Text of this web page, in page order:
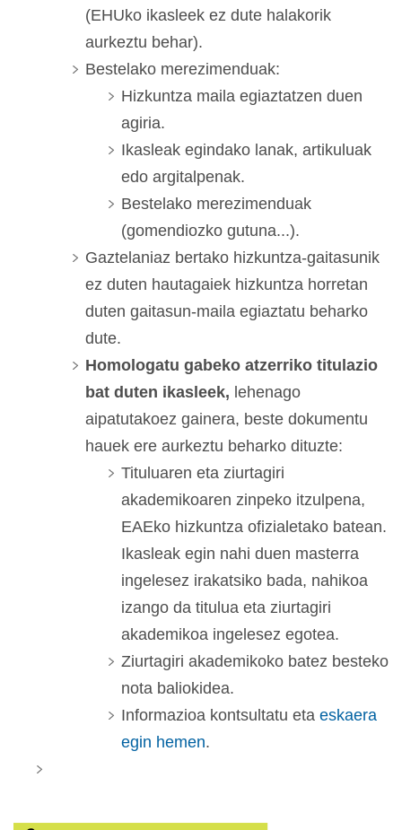
(EHUko ikasleek ez dute halakorik
aurkeztu behar).
Bestelako merezimenduak:
Hizkuntza maila egiaztatzen duen
agiria.
Ikasleak egindako lanak, artikuluak
edo argitalpenak.
Bestelako merezimenduak
(gomendiozko gutuna...).
Gaztelaniaz bertako hizkuntza-gaitasunik
ez duten hautagaiek hizkuntza horretan
duten gaitasun-maila egiaztatu beharko
dute.
Homologatu gabeko atzerriko titulazio
bat duten ikasleek, lehenago
aipatutakoez gainera, beste dokumentu
hauek ere aurkeztu beharko dituzte:
Tituluaren eta ziurtagiri
akademikoaren zinpeko itzulpena,
EAEko hizkuntza ofizialetako batean.
Ikasleak egin nahi duen masterra
ingelesez irakatsiko bada, nahikoa
izango da titulua eta ziurtagiri
akademikoa ingelesez egotea.
Ziurtagiri akademikoko batez besteko
nota baliokidea.
Informazioa kontsultatu eta eskaera
egin hemen.